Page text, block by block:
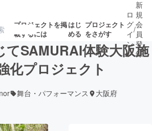
プロジェクトを掲
載するには
はじ
める
プロジェクト
をさがす
注目の新着プロ
ェクト
募集終了が近いプ
ロジェクト
もうすぐ公開
されます
ロ
グ
イ
ン
/
新
規
会
員
登
録
てSAMURAI体験大阪施
化プロジェクト
舞台・パフォーマンス 大阪府